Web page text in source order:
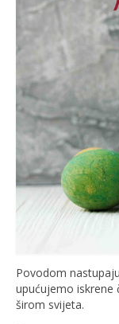
Povodom
upućujemo iskrene
širom svijeta.